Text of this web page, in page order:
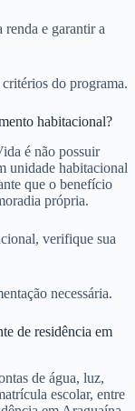
e garantir a
do programa.
habitacional?
é não possuir
unidade habitacional
que o benefício
própria.
verifique sua
necessária.
de residência em
de água, luz,
escolar, entre